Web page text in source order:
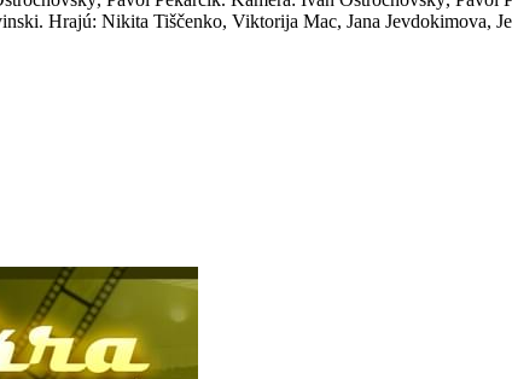
Hrajú: Nikita Tiščenko, Viktorija Mac, Jana Jevdokimova,